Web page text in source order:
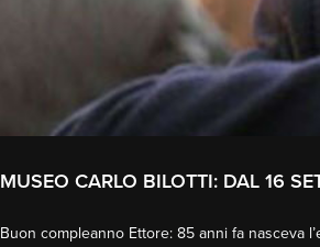
MUSEO CARLO BILOTTI: DAL 16
Buon compleanno Ettore: 85 anni fa nasceva